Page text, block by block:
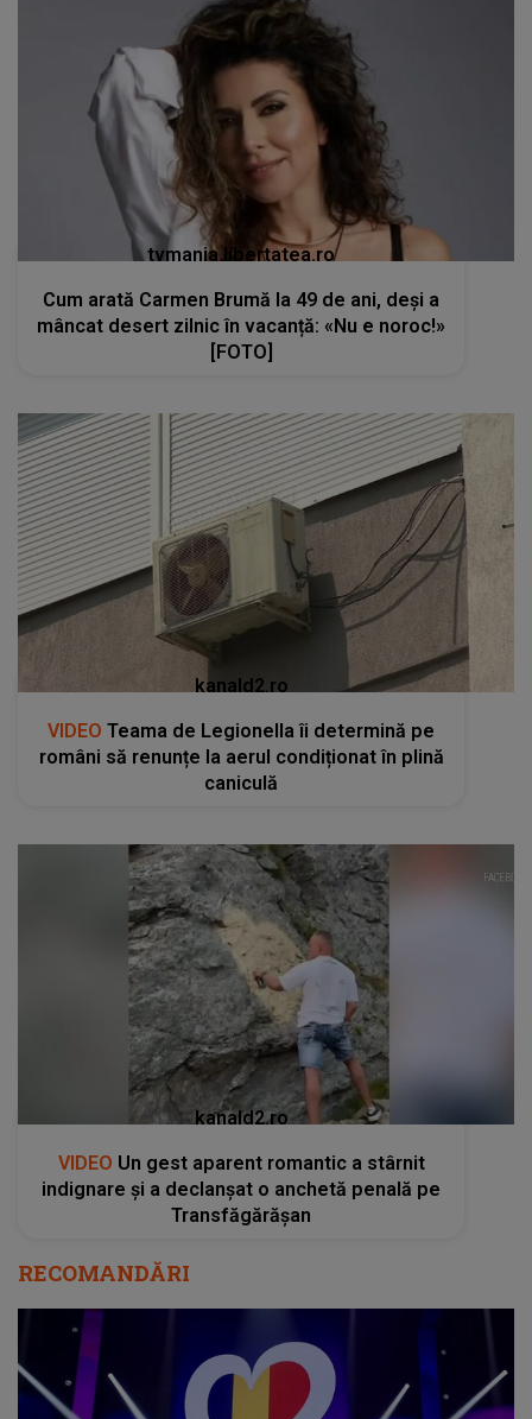
tvmania.libertatea.ro
Cum arată Carmen Brumă la 49 de ani, deși a
mâncat desert zilnic în vacanță: «Nu e noroc!»
[FOTO]
kanald2.ro
VIDEO Teama de Legionella îi determină pe
români să renunțe la aerul condiționat în plină
caniculă
kanald2.ro
VIDEO Un gest aparent romantic a stârnit
indignare și a declanșat o anchetă penală pe
Transfăgărășan
RECOMANDĂRI